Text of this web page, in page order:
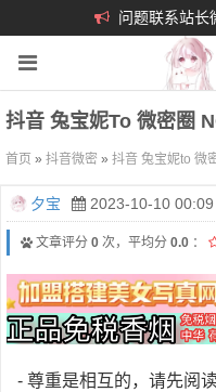
问题联系站长
抖音 兔宝妮to 微密圈
首页 » 抖音微密 » 抖音 兔宝妮to 微
夕宝 2023-10-10 00:09
文章评分 0 次，平均分 0.0 ：
- 尊重是相互的，请先阅